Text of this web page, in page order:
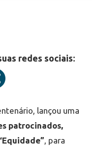
redes sociais:
lançou uma
patrocinados,
, para